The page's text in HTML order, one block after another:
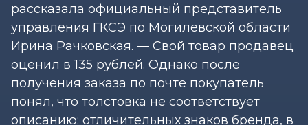
рассказала официальный представитель
управления ГКСЭ по Могилевской области
Ирина Рачковская. — Свой товар продавец
оценил в 135 рублей. Однако после
получения заказа по почте покупатель
понял, что толстовка не соответствует
описанию: отличительных знаков бренда, в